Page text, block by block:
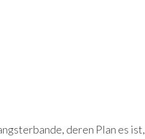
deren Plan es ist,